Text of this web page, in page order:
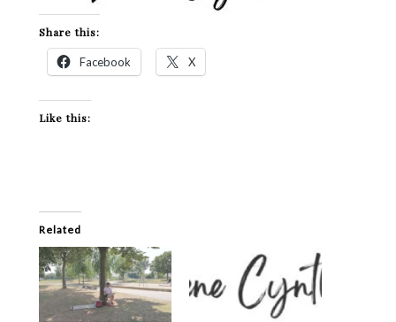
Share this:
Facebook X
Like this:
Related